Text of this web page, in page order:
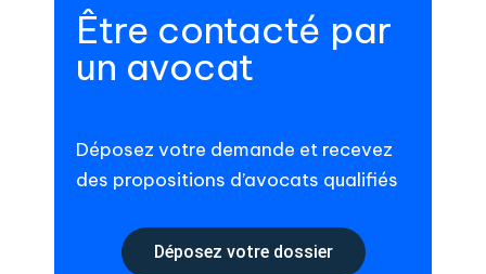
Être contacté par
un avocat
Déposez votre demande et recevez
des propositions d’avocats qualifiés
Déposez votre dossier